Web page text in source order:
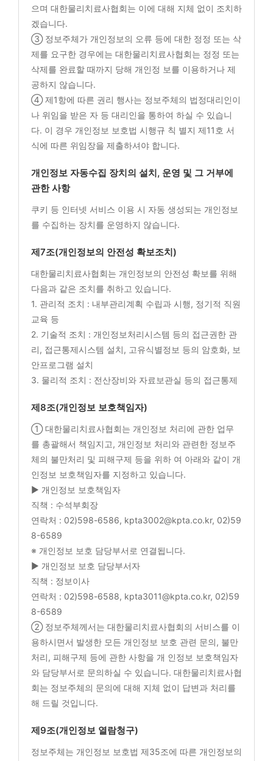
으며 대한물리치료사협회는 이에 대해 지체 없이 조치하
겠습니다.
③ 정보주체가 개인정보의 오류 등에 대한 정정 또는 삭
제를 요구한 경우에는 대한물리치료사협회는 정정 또는
삭제를 완료할 때까지 당해 개인정 보를 이용하거나 제
공하지 않습니다.
④ 제1항에 따른 권리 행사는 정보주체의 법정대리인이
나 위임을 받은 자 등 대리인을 통하여 하실 수 있습니
다. 이 경우 개인정보 보호법 시행규 칙 별지 제11호 서
식에 따른 위임장을 제출하셔야 합니다.
개인정보 자동수집 장치의 설치, 운영 및 그 거부에
관한 사항
쿠키 등 인터넷 서비스 이용 시 자동 생성되는 개인정보
를 수집하는 장치를 운영하지 않습니다.
제7조(개인정보의 안전성 확보조치)
대한물리치료사협회는 개인정보의 안전성 확보를 위해
다음과 같은 조치를 취하고 있습니다.
1. 관리적 조치 : 내부관리계획 수립과 시행, 정기적 직원
교육 등
2. 기술적 조치 : 개인정보처리시스템 등의 접근권한 관
리, 접근통제시스템 설치, 고유식별정보 등의 암호화, 보
안프로그램 설치
3. 물리적 조치 : 전산장비와 자료보관실 등의 접근통제
제8조(개인정보 보호책임자)
① 대한물리치료사협회는 개인정보 처리에 관한 업무
를 총괄해서 책임지고, 개인정보 처리와 관련한 정보주
체의 불만처리 및 피해구제 등을 위하 여 아래와 같이 개
인정보 보호책임자를 지정하고 있습니다.
▶ 개인정보 보호책임자
직책 : 수석부회장
연락처 : 02)598-6586, kpta3002@kpta.co.kr, 02)59
8-6589
※ 개인정보 보호 담당부서로 연결됩니다.
▶ 개인정보 보호 담당부서자
직책 : 정보이사
연락처 : 02)598-6588, kpta3011@kpta.co.kr, 02)59
8-6589
② 정보주체께서는 대한물리치료사협회의 서비스를 이
용하시면서 발생한 모든 개인정보 보호 관련 문의, 불만
처리, 피해구제 등에 관한 사항을 개 인정보 보호책임자
와 담당부서로 문의하실 수 있습니다. 대한물리치료사협
회는 정보주체의 문의에 대해 지체 없이 답변과 처리를
해 드릴 것입니다.
제9조(개인정보 열람청구)
정보주체는 개인정보 보호법 제35조에 따른 개인정보의